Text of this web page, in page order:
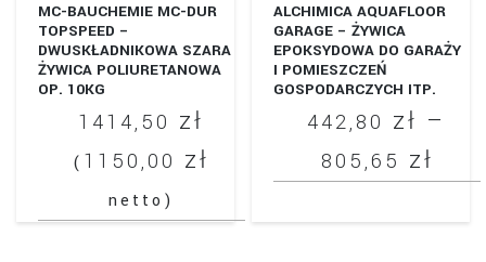
MC-BAUCHEMIE MC-DUR
TOPSPEED –
DWUSKŁADNIKOWA SZARA
ŻYWICA POLIURETANOWA
OP. 10KG
1414,50 zł
( 1150,00 zł
netto)
ALCHIMICA AQUAFLOOR
GARAGE – ŻYWICA
EPOKSYDOWA DO GARAŻY
I POMIESZCZEŃ
GOSPODARCZYCH ITP.
442,80 zł –
805,65 zł
od
Ten